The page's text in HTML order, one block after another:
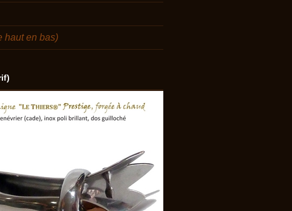
haut en bas)